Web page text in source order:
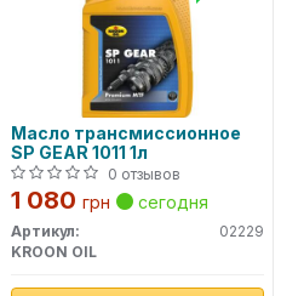
Масло трансмиссионное
SP GEAR 1011 1л
0 отзывов
1 080 грн сегодня
Артикул:
02229
KROON OIL